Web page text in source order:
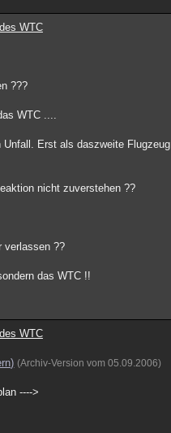
WTC
???
WTC ....
Erst als daszweite
nicht zuverstehen ??
verlassen ??
das WTC !!
WTC
(Archiv-Version vom 05.09.2006)
---->